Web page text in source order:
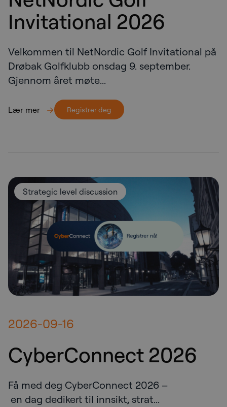
Invitational 2026
Velkommen til NetNordic Golf Invitational på
Drøbak Golfklubb onsdag 9. september.
Gjennom året møte...
Lær mer Registrer deg
Strategic level discussion
2026-09-16
CyberConnect 2026
Få med deg CyberConnect 2026 –
en dag dedikert til innsikt, strat...